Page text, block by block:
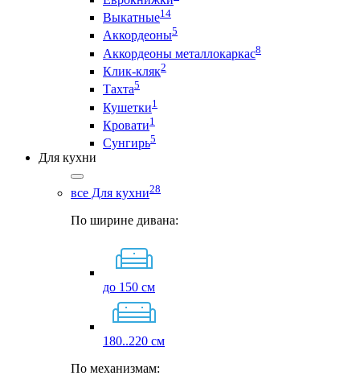
Выкатные14
Аккордеоны5
Аккордеоны металлокаркас8
Клик-кляк2
Тахта5
Кушетки1
Кровати1
Сунгирь5
Для кухни
все Для кухни28
По ширине дивана:
до 150 см
180..220 см
По механизмам: